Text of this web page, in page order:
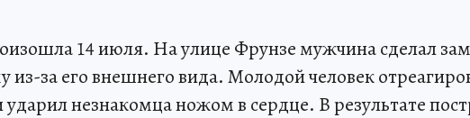
14 июля. На улице Фрунзе мужчина сделал
из-за его внешнего вида. Молодой человек
ударил незнакомца ножом в сердце. В результате